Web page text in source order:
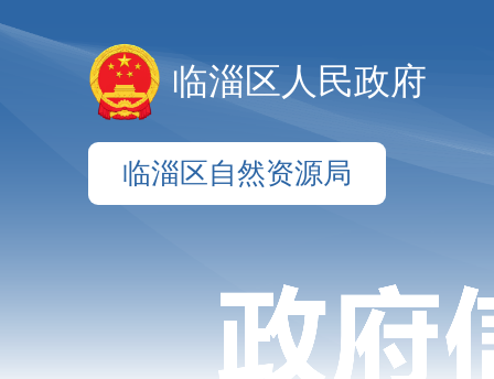
临淄区人民政府
临淄区自然资源局